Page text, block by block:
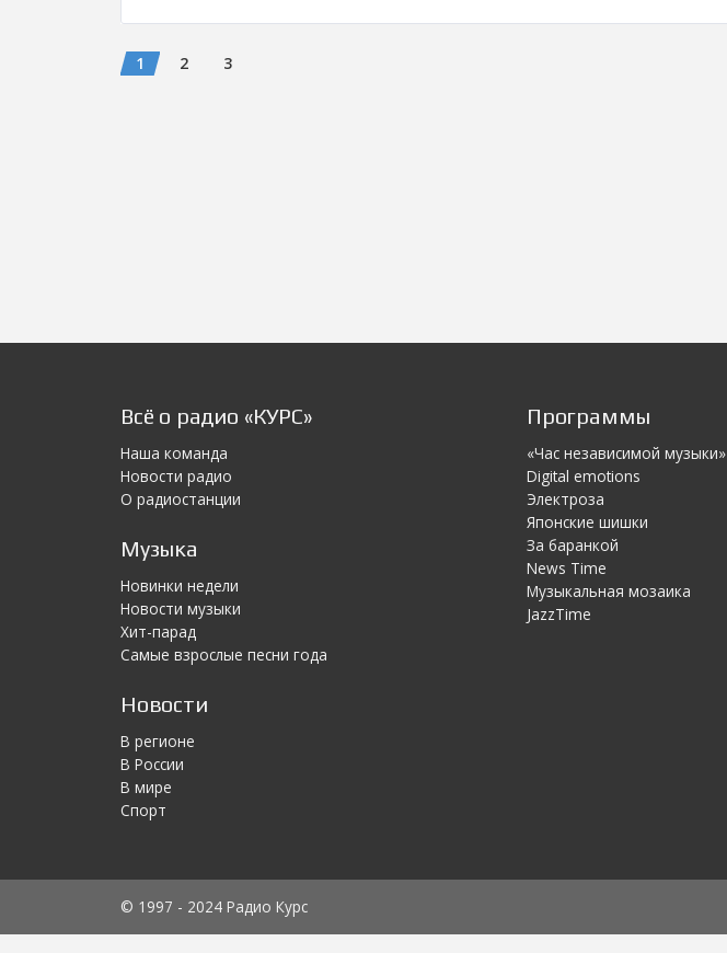
1 2 3
Всё о радио «КУРС»
Наша команда
Новости радио
О радиостанции
Музыка
Новинки недели
Новости музыки
Хит-парад
Самые взрослые песни года
Новости
В регионе
В России
В мире
Спорт
Программы
«Час независимой музыки»
Digital emotions
Электроза
Японскиe шишки
За баранкой
News Time
Музыкальная мозаика
JazzTime
© 1997 - 2024 Радио Курс